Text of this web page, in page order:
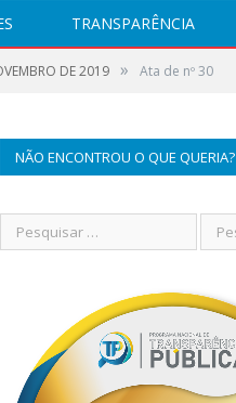
TRANSPARÊNCIA
DE 2019 » Ata de nº 30
NÃO ENCONTROU O QUE QUERIA?